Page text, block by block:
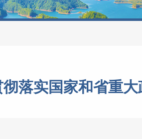
落实国家和省重